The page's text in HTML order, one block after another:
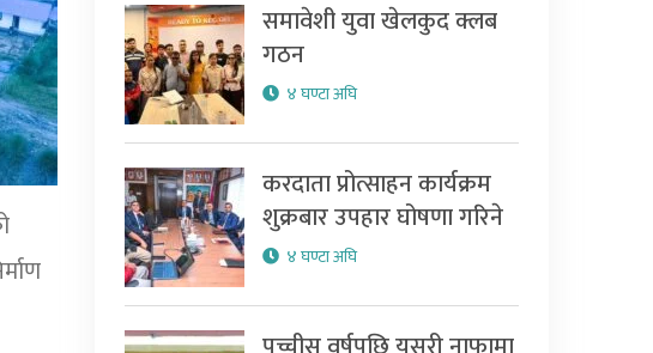
समावेशी युवा खेलकुद क्लब
गठन
४ घण्टा अघि
करदाता प्रोत्साहन कार्यक्रम
शुक्रबार उपहार घोषणा गरिने
४ घण्टा अघि